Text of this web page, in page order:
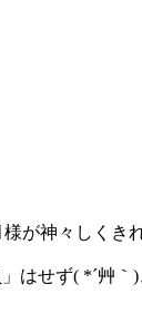
が神々しくき
せず( *´艸